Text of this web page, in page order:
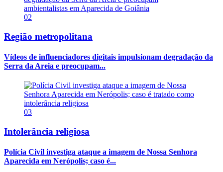
02
Região metropolitana
Vídeos de influenciadores digitais impulsionam degradação da
Serra da Areia e preocupam...
03
Intolerância religiosa
Polícia Civil investiga ataque a imagem de Nossa Senhora
Aparecida em Nerópolis; caso é...